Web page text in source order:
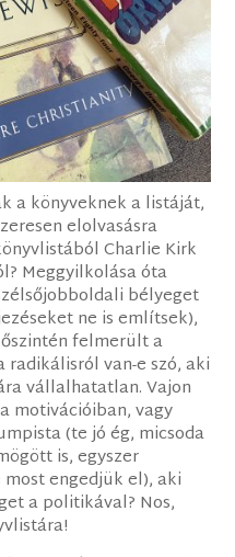
a könyveknek a listáját,
elolvasásra
Charlie Kirk
Meggyilkolása óta
bélyeget
ne is említsek),
felmerült a
van-e szó, aki
vállalhatatlan. Vajon
motivációiban, vagy
(te jó ég, micsoda
is, egyszer
engedjük el), aki
a politikával? Nos,